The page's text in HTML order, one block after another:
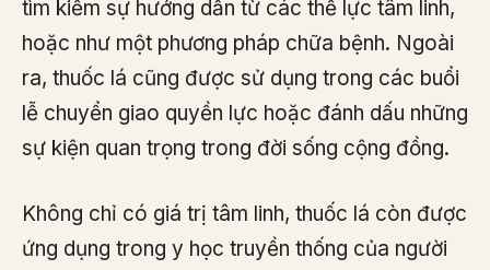
tìm kiếm sự hướng dẫn từ các thế lực tâm linh,
hoặc như một phương pháp chữa bệnh. Ngoài
ra, thuốc lá cũng được sử dụng trong các buổi
lễ chuyển giao quyền lực hoặc đánh dấu những
sự kiện quan trọng trong đời sống cộng đồng.
Không chỉ có giá trị tâm linh, thuốc lá còn được
ứng dụng trong y học truyền thống của người